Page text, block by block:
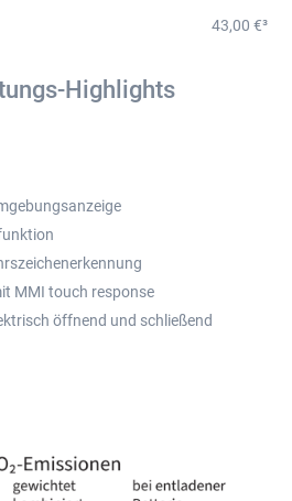
43,00 €³
Highlights
MMI touch response
öffnend und schließend